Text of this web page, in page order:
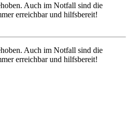
Auch im Notfall sind die
erreichbar und hilfsbereit!
Auch im Notfall sind die
erreichbar und hilfsbereit!